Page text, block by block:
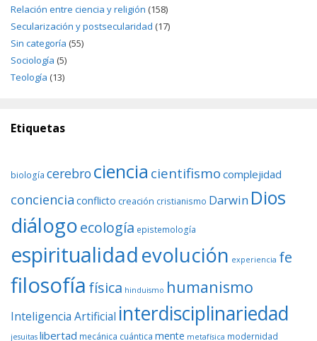
Relación entre ciencia y religión (158)
Secularización y postsecularidad (17)
Sin categoría (55)
Sociología (5)
Teología (13)
Etiquetas
biología cerebro ciencia cientifismo complejidad
conciencia conflicto creación cristianismo Darwin Dios
diálogoecología epistemología
espiritualidadevolución experiencia fe
filosofía física hinduismo humanismo
Inteligencia Artificial interdisciplinariedad
jesuitas libertad mecánica cuántica mente metafísica modernidad